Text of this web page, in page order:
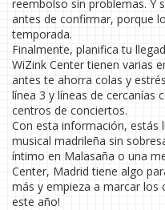
reembolso sin problemas. Y
antes de confirmar, porque
temporada.
Finalmente, planifica tu
WiZink Center tienen varias
antes te ahorra colas y
línea 3 y líneas de cercanías
centros de conciertos.
Con esta información, estás
musical madrileña sin
íntimo en Malasaña o una
Center, Madrid tiene algo
más y empieza a marcar los
este año!